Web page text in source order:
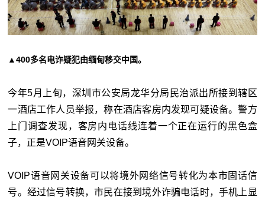
▲400多名电诈疑犯由缅甸移交中国。
今年5月上旬，深圳市公安局龙华分局民治派出所接到辖区
一酒店工作人员举报，称在酒店客房内发现可疑设备。警方
上门调查发现，客房内电话线连着一个正在运行的黑色盒
子，正是VOIP语音网关设备。
VOIP语音网关设备可以将境外网络信号转化为本市固话信
号。经过信号转换，市民在接到境外诈骗电话时，手机上显